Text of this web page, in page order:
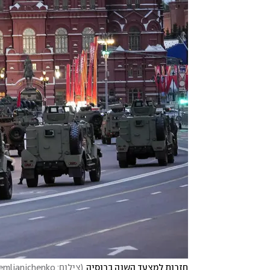
חזרות למצעד השנה ברוסיה (צילום: AP Photo/Alexander Zemlianichenko